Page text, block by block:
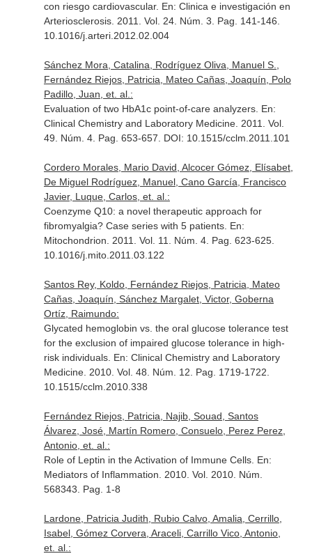
con riesgo cardiovascular. En: Clinica e investigación en
Arteriosclerosis. 2011. Vol. 24. Núm. 3. Pag. 141-146.
10.1016/j.arteri.2012.02.004
Sánchez Mora, Catalina, Rodríguez Oliva, Manuel S.,
Fernández Riejos, Patricia, Mateo Cañas, Joaquín, Polo
Padillo, Juan, et. al.:
Evaluation of two HbA1c point-of-care analyzers. En:
Clinical Chemistry and Laboratory Medicine. 2011. Vol.
49. Núm. 4. Pag. 653-657. DOI: 10.1515/cclm.2011.101
Cordero Morales, Mario David, Alcocer Gómez, Elísabet,
De Miguel Rodríguez, Manuel, Cano García, Francisco
Javier, Luque, Carlos, et. al.:
Coenzyme Q10: a novel therapeutic approach for
fibromyalgia? Case series with 5 patients. En:
Mitochondrion . 2011. Vol. 11. Núm. 4. Pag. 623-625.
10.1016/j.mito.2011.03.122
Santos Rey, Koldo, Fernández Riejos, Patricia, Mateo
Cañas, Joaquín, Sánchez Margalet, Victor, Goberna
Ortíz, Raimundo:
Glycated hemoglobin vs. the oral glucose tolerance test
for the exclusion of impaired glucose tolerance in high-
risk individuals. En: Clinical Chemistry and Laboratory
Medicine. 2010. Vol. 48. Núm. 12. Pag. 1719-1722.
10.1515/cclm.2010.338
Fernández Riejos, Patricia, Najib, Souad, Santos
Álvarez, José, Martín Romero, Consuelo, Perez Perez,
Antonio, et. al.:
Role of Leptin in the Activation of Immune Cells. En:
Mediators of Inflammation . 2010. Vol. 2010. Núm.
568343. Pag. 1-8
Lardone, Patricia Judith, Rubio Calvo, Amalia, Cerrillo,
Isabel, Gómez Corvera, Araceli, Carrillo Vico, Antonio,
et. al.: